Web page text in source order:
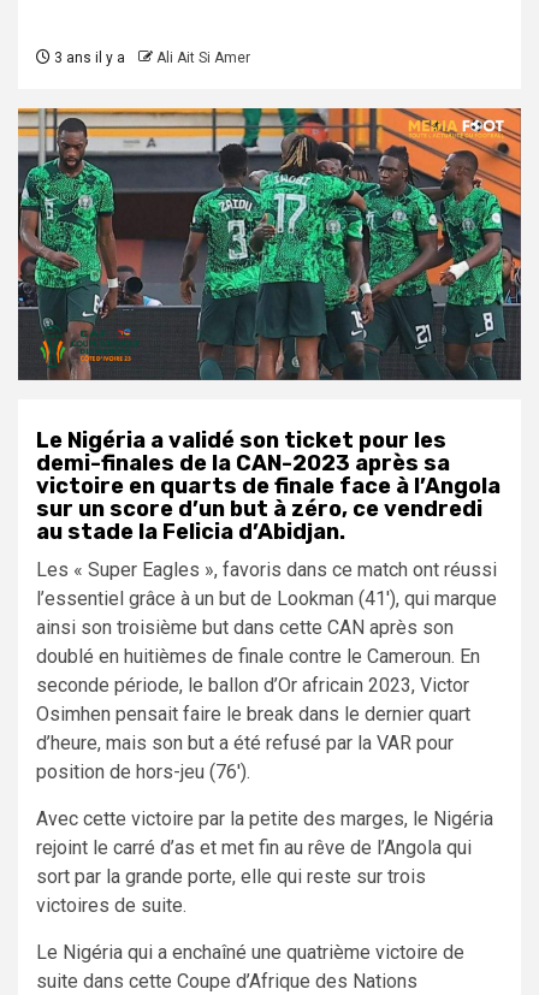
3 ans il y a Ali Ait Si Amer
Le Nigéria a validé son ticket pour les
demi-finales de la CAN-2023 après sa
victoire en quarts de finale face à l’Angola
sur un score d’un but à zéro, ce vendredi
au stade la Felicia d’Abidjan.
Les « Super Eagles », favoris dans ce match ont réussi
l’essentiel grâce à un but de Lookman (41′), qui marque
ainsi son troisième but dans cette CAN après son
doublé en huitièmes de finale contre le Cameroun. En
seconde période, le ballon d’Or africain 2023, Victor
Osimhen pensait faire le break dans le dernier quart
d’heure, mais son but a été refusé par la VAR pour
position de hors-jeu (76′).
Avec cette victoire par la petite des marges, le Nigéria
rejoint le carré d’as et met fin au rêve de l’Angola qui
sort par la grande porte, elle qui reste sur trois
victoires de suite.
Le Nigéria qui a enchaîné une quatrième victoire de
suite dans cette Coupe d’Afrique des Nations